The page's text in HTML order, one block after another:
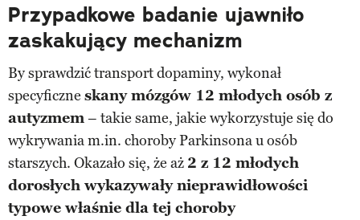
Przypadkowe badanie ujawniło
zaskakujący mechanizm
By sprawdzić transport dopaminy, wykonał
specyficzne skany mózgów 12 młodych osób z
autyzmem– takie same, jakie wykorzystuje się do
wykrywania m.in. choroby Parkinsona u osób
starszych. Okazało się, że aż 2 z 12 młodych
dorosłych wykazywały nieprawidłowości
typowe właśnie dla tej choroby